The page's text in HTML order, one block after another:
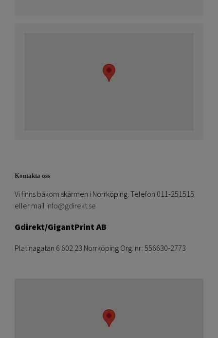
Kontakta oss
Vi finns bakom skärmen i Norrköping. Telefon 011-251515
eller mail info@gdirekt.se
Gdirekt/GigantPrint AB
Platinagatan 6 602 23 Norrköping Org. nr: 556630-2773